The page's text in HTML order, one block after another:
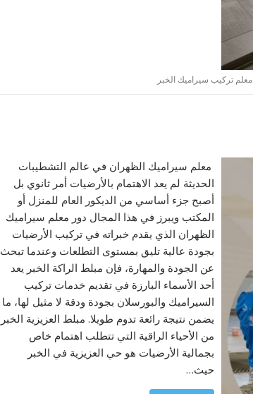
معلم تركيب سيراميك الخبر
معلم سيراميك الظهران في عالم التشطيبات
الحديثة لم يعد الاهتمام بالأرضيات أمر ثانوي بل
أصبح جزء أساسي من الديكور العام للمنزل أو
المكتب ويبرز في هذا المجال دور معلم سيراميك
الظهران الذي يقدم خبراته في تركيب الأرضيات
بجودة عالية تليق بمستوى التطلعات وعندما تبحث
عن الجودة والمهارة، فإن مبلط الراكة الخبر يعد
أحد الأسماء البارزة في تقديم خدمات تركيب
السيراميك والبورسلان بجودة ودقة لا مثيل لها، ما
يضمن نتيجة رائعة تدوم طويلا. مبلط العزيزية الخبر
من الأحياء الراقية التي تتطلب اهتمام خاص
بجمالية الأرضيات هو حي العزيزية في الخبر
حيث…